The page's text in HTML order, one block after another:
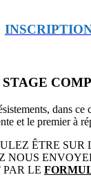
STAGE
dans ce
et le premier à
ÊTRE SUR
NOUS
PAR LE